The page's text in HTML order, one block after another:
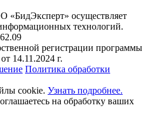
«БидЭксперт» осуществляет
технологий.
регистрации программы
14.11.2024 г.
Политика обработки
cookie. Узнать подробнее.
на обработку ваших